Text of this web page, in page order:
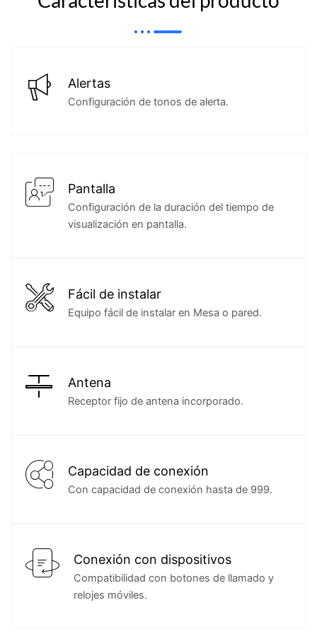
Alertas
Configuración de tonos de alerta.
Pantalla
Configuración de la duración del tiempo de
visualización en pantalla.
Fácil de instalar
Equipo fácil de instalar en Mesa o pared.
Antena
Receptor fijo de antena incorporado.
Capacidad de conexión
Con capacidad de conexión hasta de 999.
Conexión con dispositivos
Compatibilidad con botones de llamado y
relojes móviles.